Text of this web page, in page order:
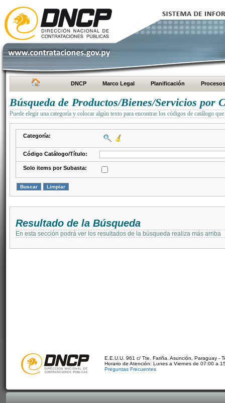
DNCP Marco Legal Planificación Procesos
Búsqueda de Productos/Bienes/Servicios por
Puede elegir una categoría y colocar algún texto para encontrar los códigos de catálogo
Categoría:
Código Catálogo/Título:
Solo items por Subasta:
Resultado de la Búsqueda
En esta sección podrá ver los resultados de la búsqueda realiza más arriba
E.E.U.U. 961 c/ Tte. Fariña. Asunción, Paraguay -
Horario de Atención: Lunes a Viernes de 07:00 a
Preguntas Frecuentes